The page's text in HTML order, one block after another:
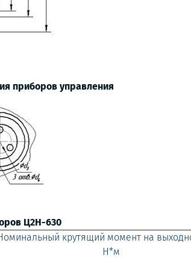
приборов управления
Ц2Н-630
крутящий момент на
Н*м